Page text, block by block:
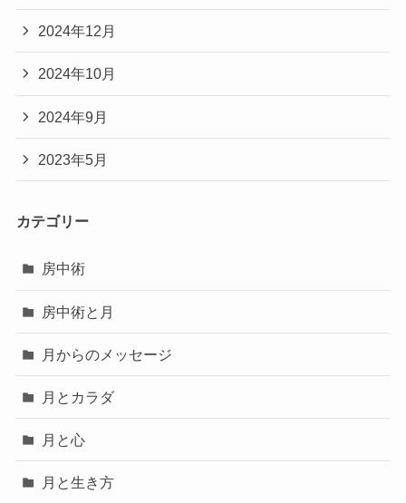
2024年12月
2024年10月
2024年9月
2023年5月
カテゴリー
房中術
房中術と月
月からのメッセージ
月とカラダ
月と心
月と生き方